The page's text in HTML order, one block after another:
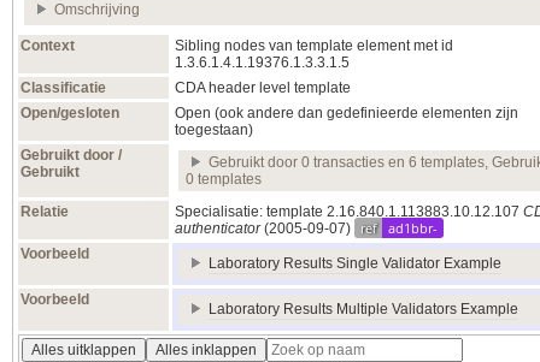
Omschrijving
Context
Sibling nodes van template element met id
1.3.6.1.4.1.19376.1.3.3.1.5
Classificatie
CDA header level template
Open/gesloten
Open (ook andere dan gedefinieerde elementen zijn
toegestaan)
Gebruikt door /
Gebruikt
Gebruikt door 0 transacties en 6 templates,
0 templates
Relatie
Specialisatie: template 2.16.840.1.113883.10.12.107
authenticator(2005‑09‑07) ref ad1bbr-
Voorbeeld
Laboratory Results Single Validator Example
Voorbeeld
Laboratory Results Multiple Validators Example
Alles uitklappen
Alles inklappen